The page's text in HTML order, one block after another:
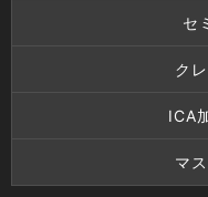
セ
ク
ICA
マ